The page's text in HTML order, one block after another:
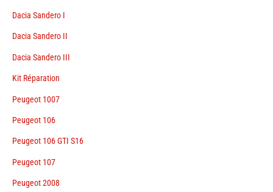
Dacia Sandero I
Dacia Sandero II
Dacia Sandero III
Kit Réparation
Peugeot 1007
Peugeot 106
Peugeot 106 GTI S16
Peugeot 107
Peugeot 2008